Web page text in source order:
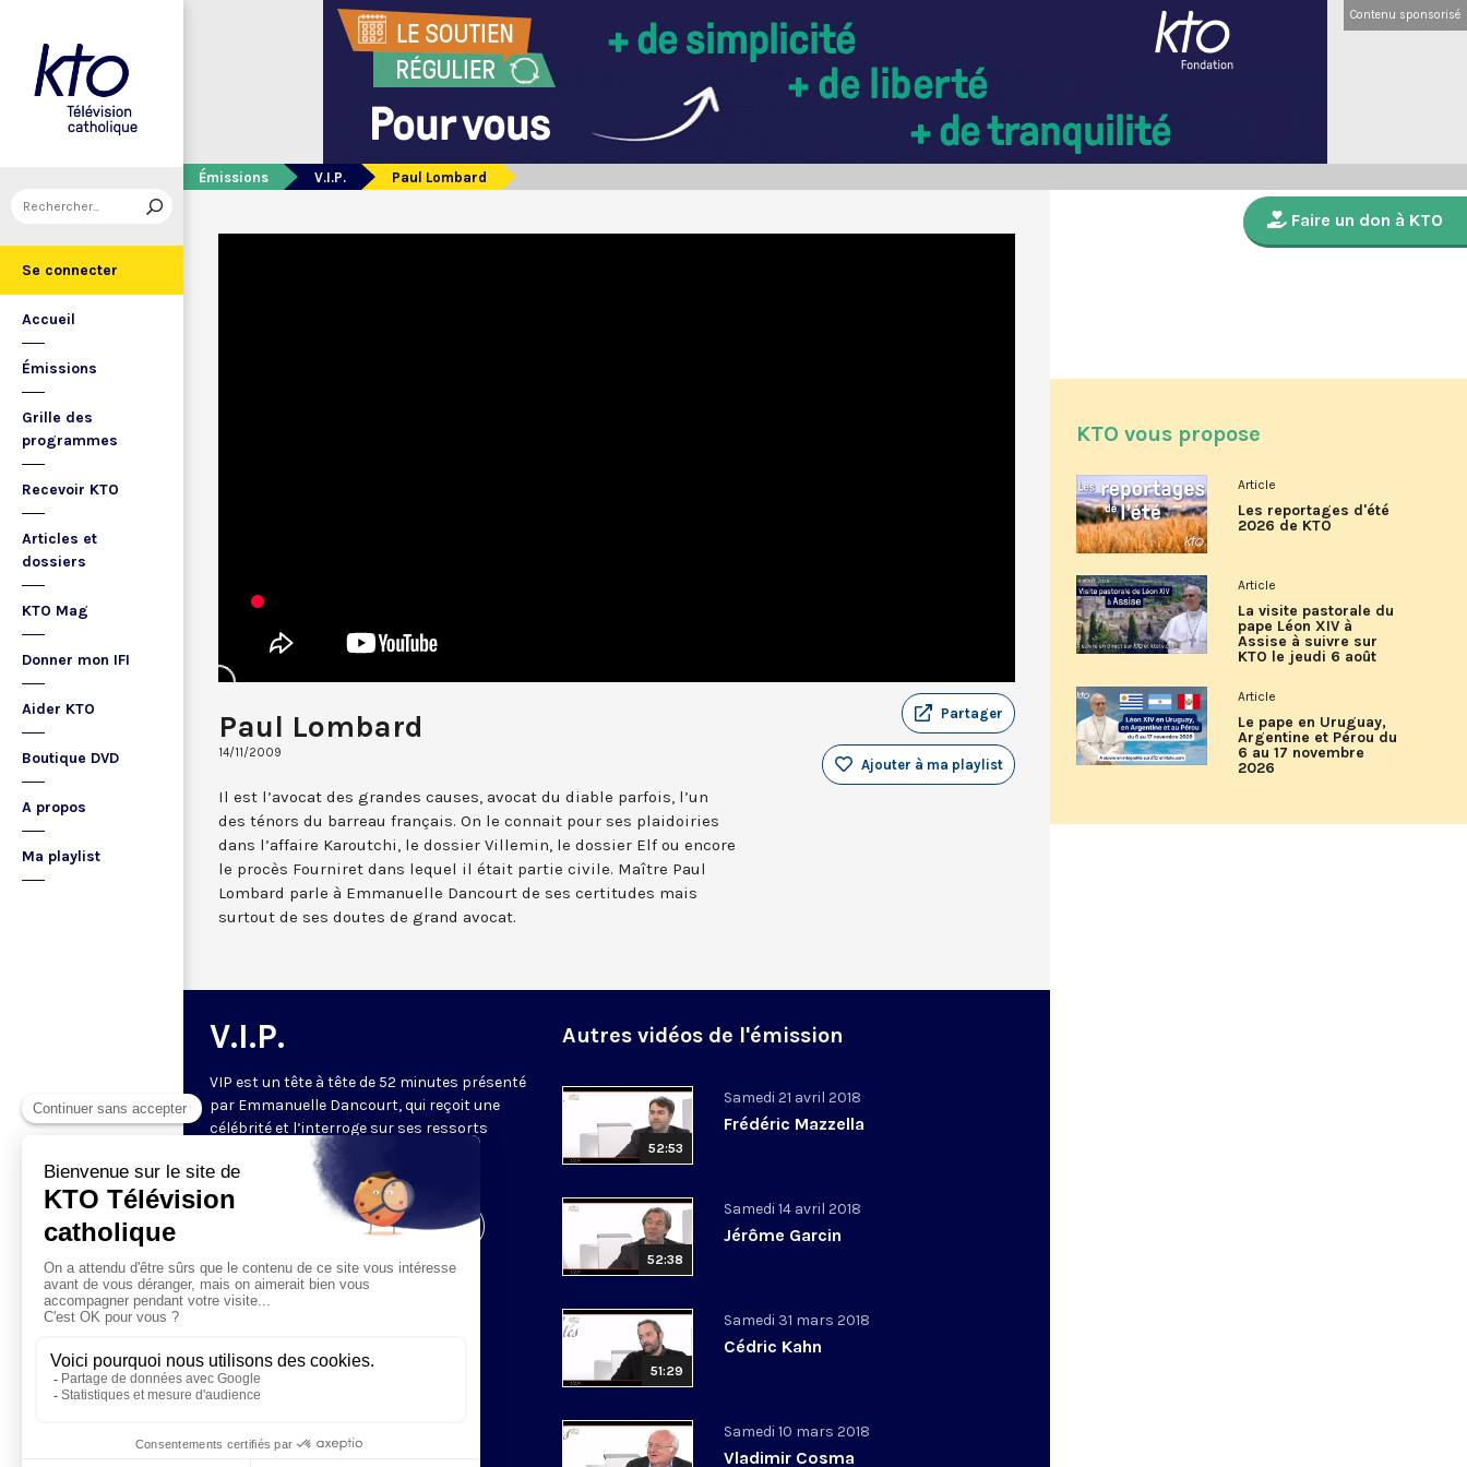
Se connecter
Accueil
Émissions
Grille des
programmes
Recevoir KTO
Articles et
dossiers
KTO Mag
Donner mon IFI
Aider KTO
Boutique DVD
A propos
Ma playlist
Contenu sponsorisé
Émissions V.I.P. Paul Lombard
Paul Lombard
14/11/2009
Partager
Ajouter à ma playlist
Il est l’avocat des grandes causes, avocat du diable parfois, l’un
des ténors du barreau français. On le connait pour ses plaidoiries
dans l’affaire Karoutchi, le dossier Villemin, le dossier Elf ou encore
le procès Fourniret dans lequel il était partie civile. Maître Paul
Lombard parle à Emmanuelle Dancourt de ses certitudes mais
surtout de ses doutes de grand avocat.
V.I.P.
VIP est un tête à tête de 52 minutes présenté
par Emmanuelle Dancourt, qui reçoit une
célébrité et l’interroge sur ses ressorts
intérieurs… Une conversation intime et
spirituelle.
Visiter la page de l'émission
Autres vidéos de l'émission
52:53
Samedi 21 avril 2018
Frédéric Mazzella
52:38
Samedi 14 avril 2018
Jérôme Garcin
51:29
Samedi 31 mars 2018
Cédric Kahn
Samedi 10 mars 2018
Vladimir Cosma
Faire un don à KTO
KTO vous propose
Article
Les reportages d'été
2026 de KTO
Article
La visite pastorale du
pape Léon XIV à
Assise à suivre sur
KTO le jeudi 6 août
Article
Le pape en Uruguay,
Argentine et Pérou du
6 au 17 novembre
2026